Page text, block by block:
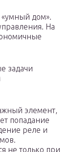
«умный дом».
На
задачи
элемент,
попадание
реле и
не только при